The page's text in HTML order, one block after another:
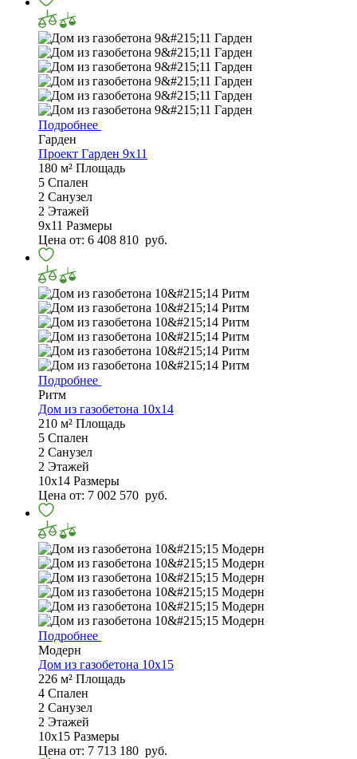
Подробнее
Гарден
Проект Гарден 9х11
180 м² Площадь
5 Спален
2 Санузел
2 Этажей
9х11 Размеры
Цена от: 6 408 810 руб.
Подробнее
Ритм
Дом из газобетона 10х14
210 м² Площадь
5 Спален
2 Санузел
2 Этажей
10х14 Размеры
Цена от: 7 002 570 руб.
Подробнее
Модерн
Дом из газобетона 10х15
226 м² Площадь
4 Спален
2 Санузел
2 Этажей
10х15 Размеры
Цена от: 7 713 180 руб.